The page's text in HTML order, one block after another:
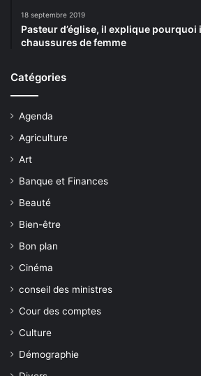
18 septembre 2019
Pasteur d’église, il explique pourquoi
chaussures de femme
Catégories
Agenda
Agriculture
Art
Banque et Finances
Beauté
Bien-être
Bon plan
Cinéma
conseil des ministres
Cour des comptes
Culture
Démographie